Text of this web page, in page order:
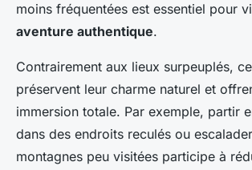
moins fréquentées est essentiel pour
aventure authentique.
Contrairement aux lieux surpeuplés,
préservent leur charme naturel et
immersion totale. Par exemple, partir
dans des endroits reculés ou
montagnes peu visitées participe à